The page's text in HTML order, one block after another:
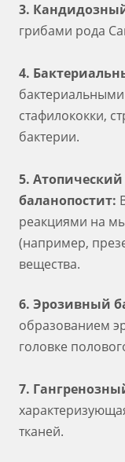
3.
грибами рода
4.
стафилококки,
бактерии.
5.
баланопостит:
реакциями на
(например,
вещества.
6. Эрозивный
образованием
головке
7.
тканей.